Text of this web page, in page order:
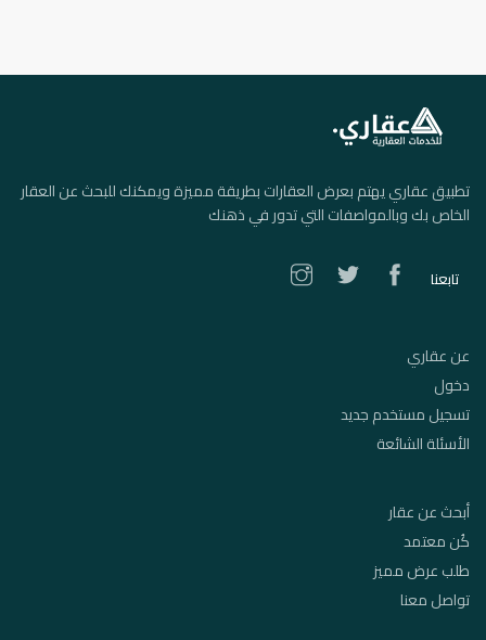
تطبيق عقاري يهتم بعرض العقارات بطريقة مميزة ويمكنك للبحث عن العقار
الخاص بك وبالمواصفات التي تدور في ذهنك
تابعنا
عن عقاري
دخول
تسجيل مستخدم جديد
الأسئلة الشائعة
أبحث عن عقار
كُن معتمد
طلب عرض مميز
تواصل معنا